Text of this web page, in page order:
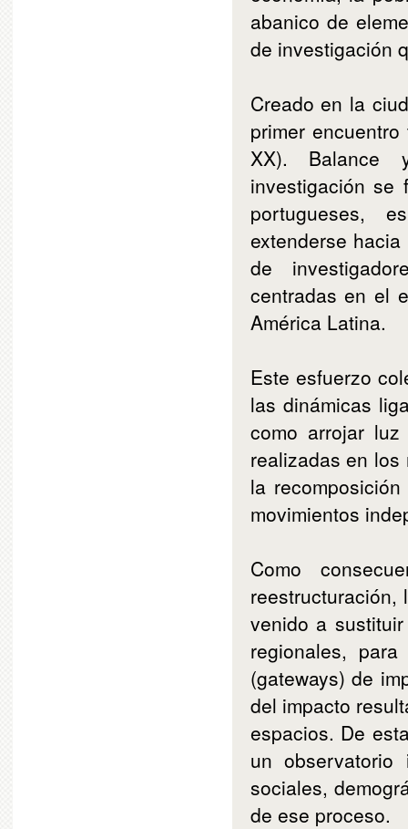
abanico de
de investigación
Creado en la
primer
XX). Balance
investigación se
portugueses,
extenderse
de
centradas en el
América Latina.
Este esfuerzo
las dinámicas
como arrojar
realizadas en
la
movimientos
Como
venido a
regionales,
(gateways) de
del impacto
espacios. De
un observatorio
sociales,
de ese proceso.